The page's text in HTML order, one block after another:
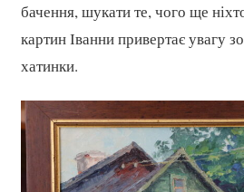
бачення, шукати те, чого ще
картин Іванни привертає увагу
хатинки.